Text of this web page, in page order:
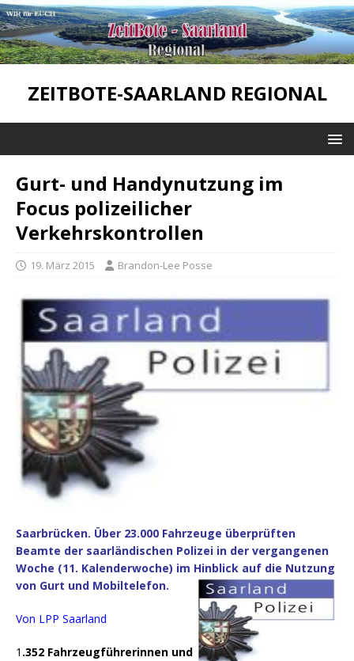
ZEITBOTE-SAARLAND REGIONAL
Gurt- und Handynutzung im
Focus polizeilicher
Verkehrskontrollen
19. März 2015 Brandon-Lee Posse
Saarbrücken. Über 23.000 Fahrzeuge überprüften
Beamte der saarländischen Polizei in der vergangenen
Woche (11. Kalenderwoche) im Hinblick auf die Nutzung
von Gurt und Mobiltelefon.
Von LPP Saarland
1 .352 Fahrzeugführerinnen und